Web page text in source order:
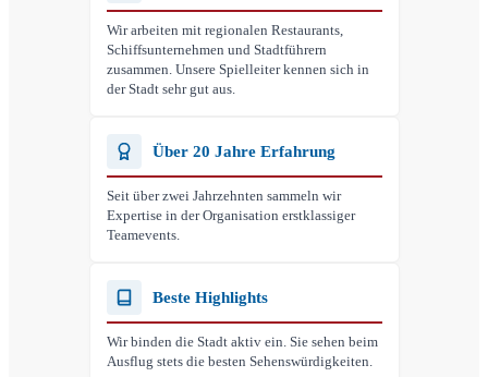
Wir arbeiten mit regionalen Restaurants,
Schiffsunternehmen und Stadtführern
zusammen. Unsere Spielleiter kennen sich in
der Stadt sehr gut aus.
Über 20 Jahre Erfahrung
Seit über zwei Jahrzehnten sammeln wir
Expertise in der Organisation erstklassiger
Teamevents.
Beste Highlights
Wir binden die Stadt aktiv ein. Sie sehen beim
Ausflug stets die besten Sehenswürdigkeiten.